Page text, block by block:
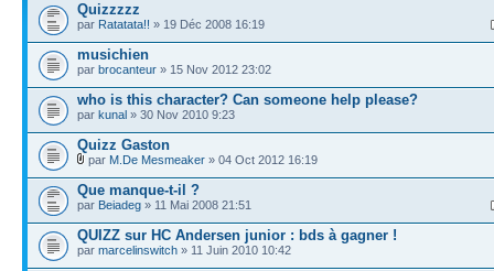
Quizzzzz
par Ratatata!! » 19 Déc 2008 16:19
musichien
par brocanteur » 15 Nov 2012 23:02
who is this character? Can someone help please?
par kunal » 30 Nov 2010 9:23
Quizz Gaston
par M.De Mesmeaker » 04 Oct 2012 16:19
Que manque-t-il ?
par Beiadeg » 11 Mai 2008 21:51
QUIZZ sur HC Andersen junior : bds à gagner !
par marcelinswitch » 11 Juin 2010 10:42